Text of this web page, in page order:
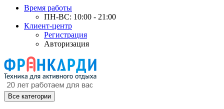
Время работы
ПН-ВС: 10:00 - 21:00
Клиент-центр
Регистрация
Авторизация
Все категории